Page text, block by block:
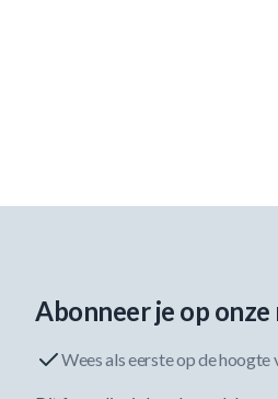
Abonneer je op
Wees als eerste op de hoogte